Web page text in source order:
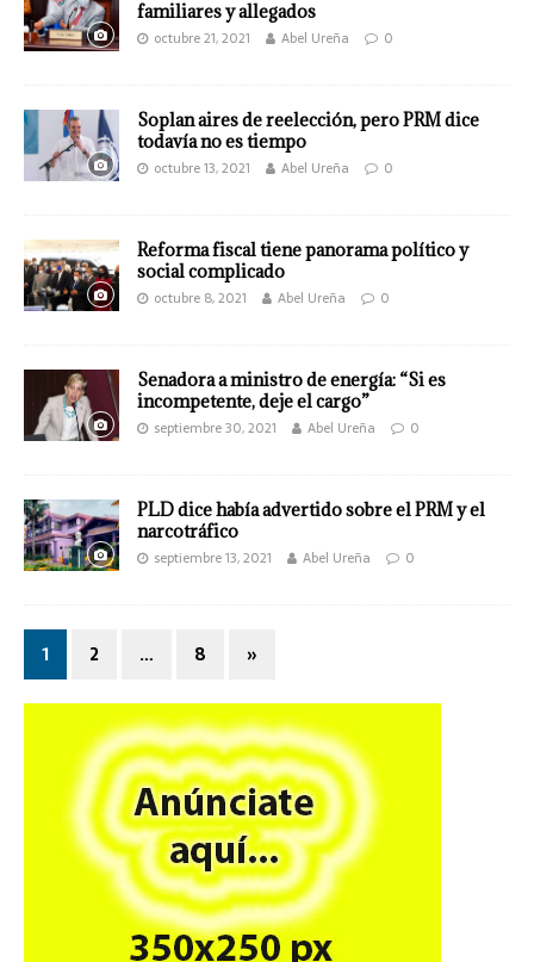
familiares y allegados
octubre 21, 2021 Abel Ureña 0
Soplan aires de reelección, pero PRM dice
todavía no es tiempo
octubre 13, 2021 Abel Ureña 0
Reforma fiscal tiene panorama político y
social complicado
octubre 8, 2021 Abel Ureña 0
Senadora a ministro de energía: “Si es
incompetente, deje el cargo”
septiembre 30, 2021 Abel Ureña 0
PLD dice había advertido sobre el PRM y el
narcotráfico
septiembre 13, 2021 Abel Ureña 0
1 2 … 8 »